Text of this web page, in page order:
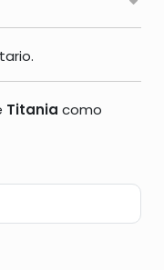
Titania como